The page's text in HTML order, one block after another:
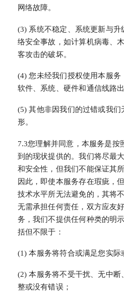
网络故障。
(3) 系统不稳定、系统更新与升
络安全事故，如计算机病毒、
客攻击的破坏。
(4) 您未经我们授权使用本服务
软件、系统、硬件和通信线路出
(5) 其他非因我们的过错或我
形。
7.3您理解并同意，本服务是按
到的现状提供的。我们将尽最
和安全性，但我们不能保证其
因此，即使本服务存在瑕疵，
技术水平所无法避免的，其将
无需承担任何责任，双方应友
务，我们不提供任何种类的明
括但不限于：
(1) 本服务将符合或满足您实际
(2) 本服务将不受干扰、无中
整或没有错误；